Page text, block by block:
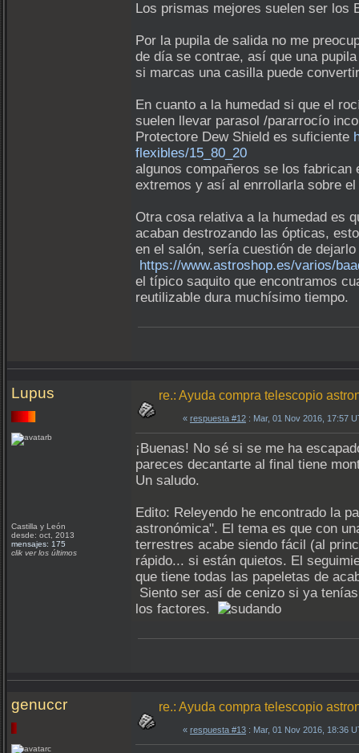
Los prismas mejores suelen ser los
Por la pupila de salida no me
de día se contrae, así que una
si marcas una casilla puede
En cuanto a la humedad si que el
suelen llevar parasol /pararrocío
Protectore Dew Shield es suficiente
flexibles/15_80_20
algunos compañeros se los
extremos y así al enrrollarla sobre
Otra cosa relativa a la humedad es
acaban destrozando las ópticas,
en el salón, sería cuestión de
https://www.astroshop.es/varios/
el típico saquito que encontramos
reutilizable dura muchísimo tiempo.
Lupus
Castilla y León
desde: oct, 2013
mensajes: 175
clik ver los últimos
re.: Ayuda compra telescopio
« respuesta #12 : Mar, 01 Nov 2016, 17:57
¡Buenas! No sé si se me ha
pareces decantarte al final tiene
Un saludo.
Edito: Releyendo he encontrado la
astronómica". El tema es que con
terrestres acabe siendo fácil (al
rápido... si están quietos. El
que tiene todas las papeletas de
Siento ser así de cenizo si ya
los factores.
genuccr re.: Ayuda compra telescopio
« respuesta #13 : Mar, 01 Nov 2016, 18:36